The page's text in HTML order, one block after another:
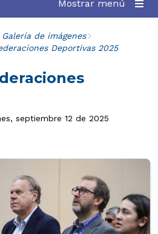
Mostrar menú
Galería de imágenes
Deportivas 2025
septiembre 12 de 2025